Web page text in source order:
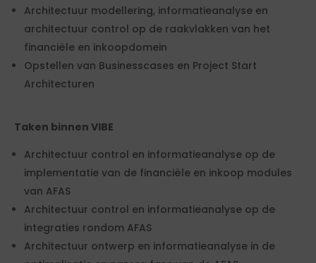
Architectuur modellering, informatieanalyse en
architectuur control op de raakvlakken van het
financiële en inkoopdomein
Opstellen van Businesscases en Project Start
Architecturen
Taken binnen VIBE
Architectuur control en informatieanalyse op de
implementatie van de financiële en inkoop modules
van AFAS
Architectuur control en informatieanalyse op de
integraties rondom AFAS
Architectuur ontwerp en informatieanalyse in de